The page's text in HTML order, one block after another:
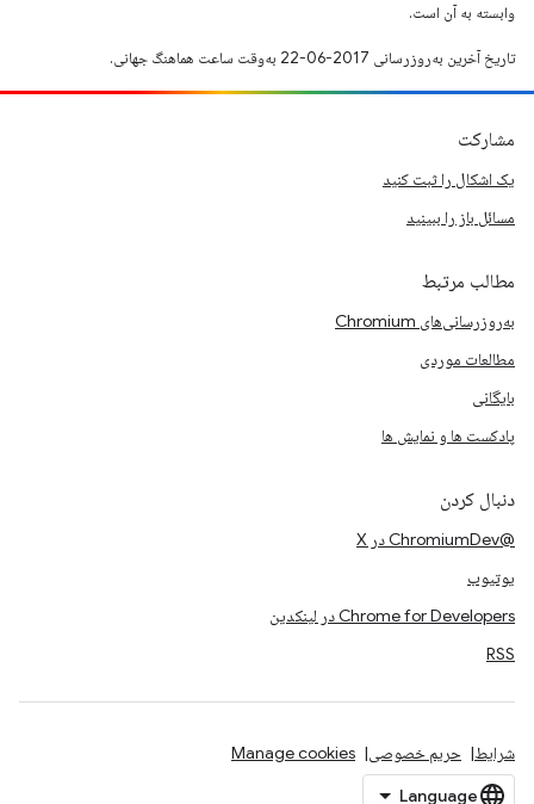
وابسته به آن است.
تاریخ آخرین به‌روزرسانی 2017-06-22 به‌وقت ساعت هماهنگ جهانی.
مشارکت
یک اشکال را ثبت کنید
مسائل باز را ببینید
مطالب مرتبط
به‌روزرسانی‌های Chromium
مطالعات موردی
بایگانی
پادکست ها و نمایش ها
دنبال کردن
@ChromiumDev در X
یوتیوب
Chrome for Developers در لینکدین
RSS
شرایط حریم خصوصی Manage cookies